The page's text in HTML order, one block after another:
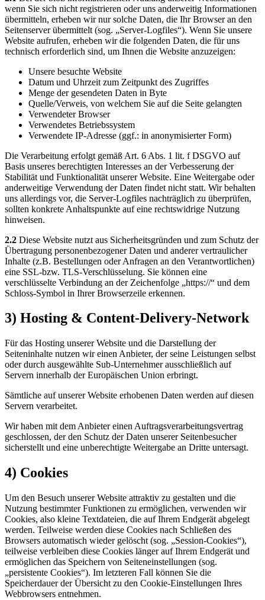
wenn Sie sich nicht registrieren oder uns anderweitig Informationen
übermitteln, erheben wir nur solche Daten, die Ihr Browser an den
Seitenserver übermittelt (sog. „Server-Logfiles“). Wenn Sie unsere
Website aufrufen, erheben wir die folgenden Daten, die für uns
technisch erforderlich sind, um Ihnen die Website anzuzeigen:
Unsere besuchte Website
Datum und Uhrzeit zum Zeitpunkt des Zugriffes
Menge der gesendeten Daten in Byte
Quelle/Verweis, von welchem Sie auf die Seite gelangten
Verwendeter Browser
Verwendetes Betriebssystem
Verwendete IP-Adresse (ggf.: in anonymisierter Form)
Die Verarbeitung erfolgt gemäß Art. 6 Abs. 1 lit. f DSGVO auf
Basis unseres berechtigten Interesses an der Verbesserung der
Stabilität und Funktionalität unserer Website. Eine Weitergabe oder
anderweitige Verwendung der Daten findet nicht statt. Wir behalten
uns allerdings vor, die Server-Logfiles nachträglich zu überprüfen,
sollten konkrete Anhaltspunkte auf eine rechtswidrige Nutzung
hinweisen.
2.2 Diese Website nutzt aus Sicherheitsgründen und zum Schutz der
Übertragung personenbezogener Daten und anderer vertraulicher
Inhalte (z.B. Bestellungen oder Anfragen an den Verantwortlichen)
eine SSL-bzw. TLS-Verschlüsselung. Sie können eine
verschlüsselte Verbindung an der Zeichenfolge „https://“ und dem
Schloss-Symbol in Ihrer Browserzeile erkennen.
3) Hosting & Content-Delivery-Network
Für das Hosting unserer Website und die Darstellung der
Seiteninhalte nutzen wir einen Anbieter, der seine Leistungen selbst
oder durch ausgewählte Sub-Unternehmer ausschließlich auf
Servern innerhalb der Europäischen Union erbringt.
Sämtliche auf unserer Website erhobenen Daten werden auf diesen
Servern verarbeitet.
Wir haben mit dem Anbieter einen Auftragsverarbeitungsvertrag
geschlossen, der den Schutz der Daten unserer Seitenbesucher
sicherstellt und eine unberechtigte Weitergabe an Dritte untersagt.
4) Cookies
Um den Besuch unserer Website attraktiv zu gestalten und die
Nutzung bestimmter Funktionen zu ermöglichen, verwenden wir
Cookies, also kleine Textdateien, die auf Ihrem Endgerät abgelegt
werden. Teilweise werden diese Cookies nach Schließen des
Browsers automatisch wieder gelöscht (sog. „Session-Cookies“),
teilweise verbleiben diese Cookies länger auf Ihrem Endgerät und
ermöglichen das Speichern von Seiteneinstellungen (sog.
„persistente Cookies“). Im letzteren Fall können Sie die
Speicherdauer der Übersicht zu den Cookie-Einstellungen Ihres
Webbrowsers entnehmen.